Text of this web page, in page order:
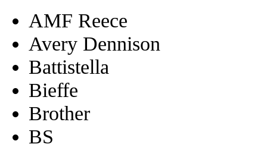
AMF Reece
Avery Dennison
Battistella
Bieffe
Brother
BS